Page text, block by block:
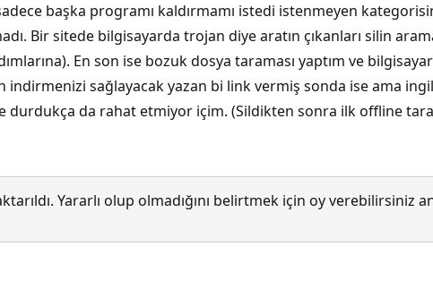
başka programı kaldırmamı istedi istenmeyen
Bir sitede bilgisayarda trojan diye aratın çıkanları silin
En son ise bozuk dosya taraması yaptım ve
sağlayacak yazan bi link vermiş sonda ise ama
durdukça da rahat etmiyor içim. (Sildikten sonra ilk offline
Yararlı olup olmadığını belirtmek için oy verebilirsiniz